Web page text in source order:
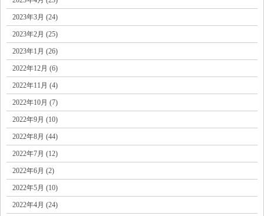
2023年3月 (24)
2023年2月 (25)
2023年1月 (26)
2022年12月 (6)
2022年11月 (4)
2022年10月 (7)
2022年9月 (10)
2022年8月 (44)
2022年7月 (12)
2022年6月 (2)
2022年5月 (10)
2022年4月 (24)